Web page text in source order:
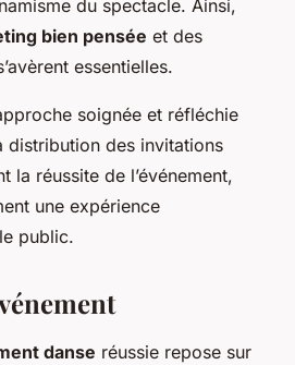
du spectacle. Ainsi,
bien pensée et des
essentielles.
soignée et réfléchie
distribution des invitations
la réussite de l’événement,
une expérience
public.
danse réussie repose sur